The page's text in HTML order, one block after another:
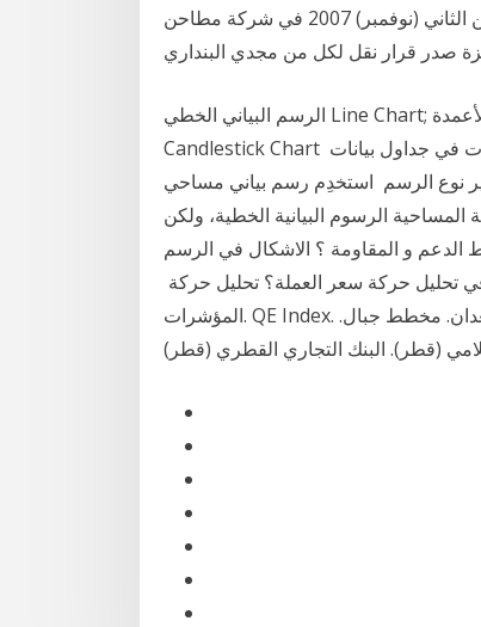
شمال . ميعاد الجمعية العمومية لمناقشة ميزانية مطاحن 30 تشرين الثاني (نوفمبر) 2007 في شركة مطاحن
الرسم البياني الخطي Line Chart; رسم الأعمدة Bar Chart; رسم الشموع اليابانية Japanese
Candlestick Chart على الكمبيوتر، افتح جدول بيانات في جداول بيانات Google. اختَر الخلايا التي تريد
نوع الرسم استخدِم رسم بياني مساحي
الرسوم البيانية الخطية، ولكن
11 شباط (فبراير) 2020 ما هي نقاط الدعم و المقاومة ؟ الاشكال في الرسم
تحليل حركة سعر العملة؟ تحليل حركة
المؤشرات. QE Index. نوع الرسم البياني. الرسم البياني الخطي. شريط. مخطط الشمعدان. مخطط جبال.